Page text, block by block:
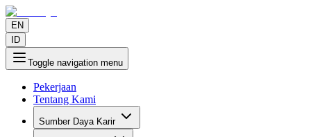
EN
ID
Toggle navigation menu
Pekerjaan
Tentang Kami
Sumber Daya Karir